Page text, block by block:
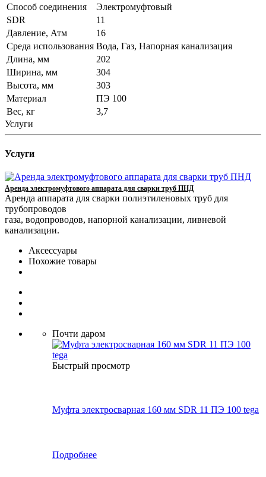
Способ соединения
Электромуфтовый
SDR
11
Давление, Атм
16
Среда использования Вода, Газ, Напорная канализация
Длина, мм
202
Ширина, мм
304
Высота, мм
303
Материал
ПЭ 100
Вес, кг
3,7
Услуги
Услуги
Аренда электромуфтового аппарата для сварки труб ПНД
Аренда аппарата для сварки полиэтиленовых труб для
трубопроводов
газа, водопроводов, напорной канализации, ливневой
канализации.
Аксессуары
Похожие товары
Почти даром
Быстрый просмотр
Муфта электросварная 160 мм SDR 11 ПЭ 100 tega
Подробнее